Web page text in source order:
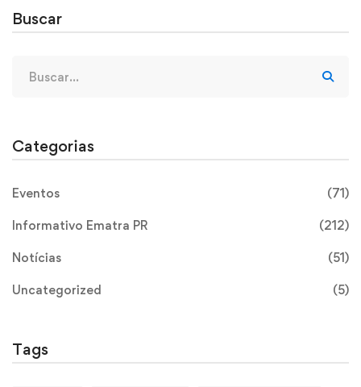
Buscar
Categorias
Eventos (71)
Informativo Ematra PR (212)
Notícias (51)
Uncategorized (5)
Tags